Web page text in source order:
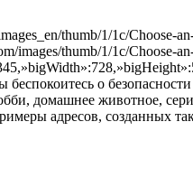
thumb/1/1c/Choose-
images/thumb/1/1c/Choose-
беспокоитесь о
домашнее животное,
адресов, созданных